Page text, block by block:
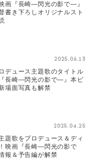
画『長崎―閃光の影で―』
書き下ろしオリジナルスト
2025.06.13
デュース主題歌のタイトル
長崎―閃光の影で―』本ビ
場面写真も解禁
2025.04.25
題歌をプロデュース＆ディ
映画『長崎―閃光の影で
報＆予告編が解禁